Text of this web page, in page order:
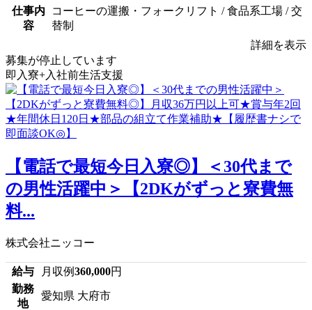
仕事内
容
コーヒーの運搬・フォークリフト / 食品系工場 / 交
替制
詳細を表示
募集が停止しています
即入寮+入社前生活支援
【電話で最短今日入寮◎】＜30代まで
の男性活躍中＞【2DKがずっと寮費無
料...
株式会社ニッコー
給与 月収例360,000円
勤務
地
愛知県 大府市